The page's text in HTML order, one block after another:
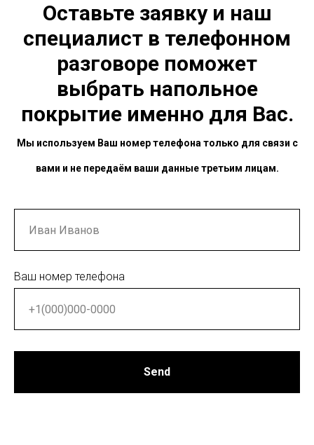
Оставьте заявку и наш
специалист в телефонном
разговоре поможет
выбрать напольное
покрытие именно для Вас.
Мы используем Ваш номер телефона только для связи с
вами и не передаём ваши данные третьим лицам.
Ваш номер телефона
Send